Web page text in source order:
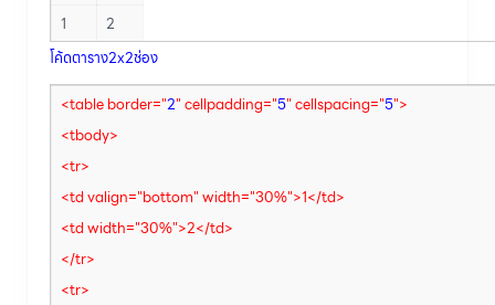
1
2
โค้ดตาราง2x2ช่อง
<table border="2" cellpadding="5" cellspacing="5">
<tbody>
<tr>
<td valign="bottom" width="30%">1</td>
<td width="30%">2</td>
</tr>
<tr>